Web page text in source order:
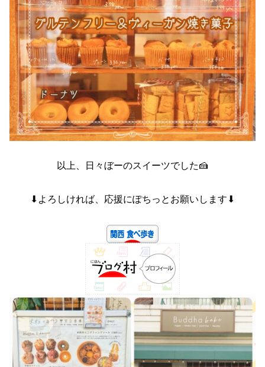
以上、日々ぼーのスイーツでした🍰
⬇よろしければ、応援にぽちっとお願いします⬇